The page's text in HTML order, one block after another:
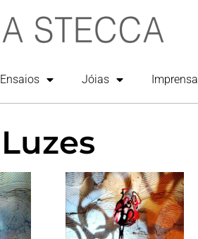
Ensaios Jóias Imprensa
Luzes